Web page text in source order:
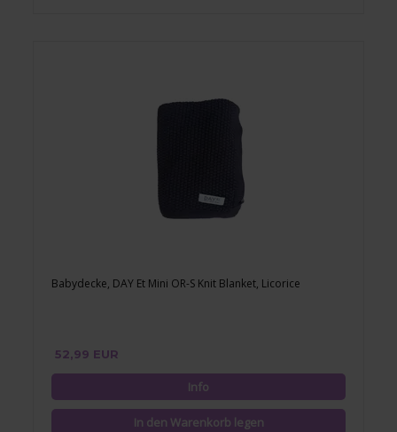
Babydecke, DAY Et Mini OR-S Knit Blanket, Licorice
52,99 EUR